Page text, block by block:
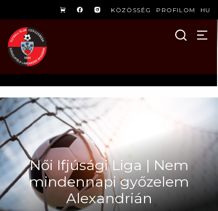
KÖZÖSSÉG PROFILOM HU
Női Ifjúsági Liga | Nem
mindennapi győzelem
Alexandrián